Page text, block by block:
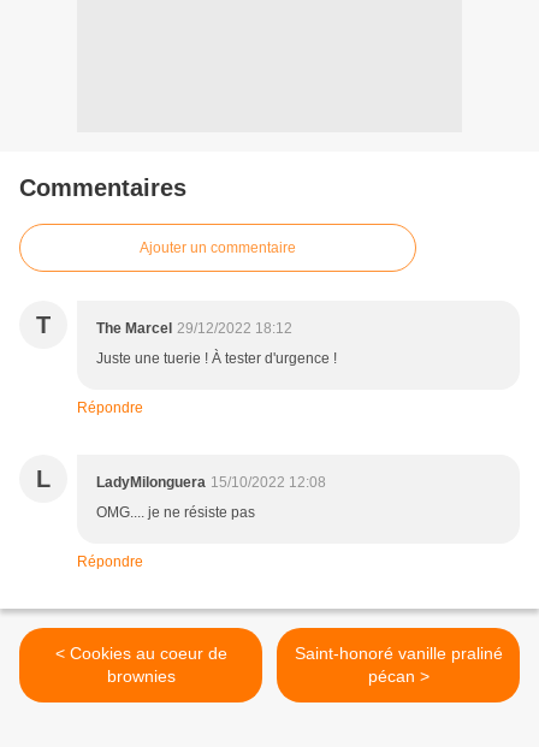
Commentaires
Ajouter un commentaire
T The Marcel 29/12/2022 18:12
Juste une tuerie ! À tester d'urgence !
Répondre
L LadyMilonguera 15/10/2022 12:08
OMG.... je ne résiste pas
Répondre
< Cookies au coeur de
brownies
Saint-honoré vanille praliné
pécan >